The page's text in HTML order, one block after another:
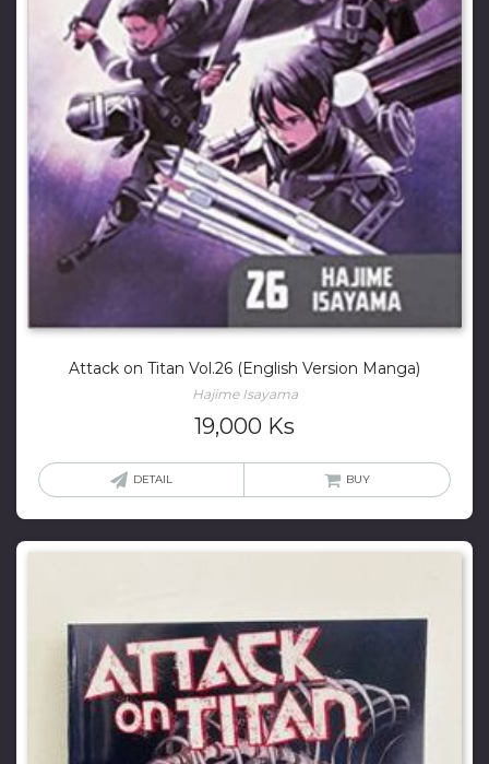
Attack on Titan Vol.26 (English Version Manga)
Hajime Isayama
19,000 Ks
DETAIL BUY